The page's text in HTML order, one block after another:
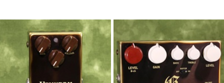
DTM オンライン納品 レコーディング機器
配信/ライブ機器 楽器アクセサリ